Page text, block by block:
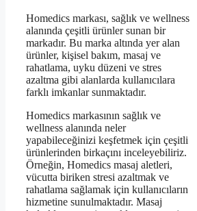
Homedics markası, sağlık ve wellness
alanında çeşitli ürünler sunan bir
markadır. Bu marka altında yer alan
ürünler, kişisel bakım, masaj ve
rahatlama, uyku düzeni ve stres
azaltma gibi alanlarda kullanıcılara
farklı imkanlar sunmaktadır.
Homedics markasının sağlık ve
wellness alanında neler
yapabileceğinizi keşfetmek için çeşitli
ürünlerinden birkaçını inceleyebiliriz.
Örneğin, Homedics masaj aletleri,
vücutta biriken stresi azaltmak ve
rahatlama sağlamak için kullanıcıların
hizmetine sunulmaktadır. Masaj